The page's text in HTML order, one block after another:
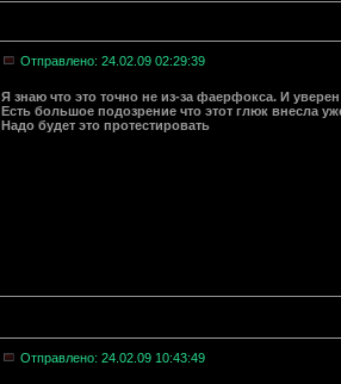
Отправлено: 24.02.09 02:29:39
Я знаю что это точно не из-за фаерфокса. И
Есть большое подозрение что этот глюк внесла
Надо будет это протестировать
Отправлено: 24.02.09 10:43:49